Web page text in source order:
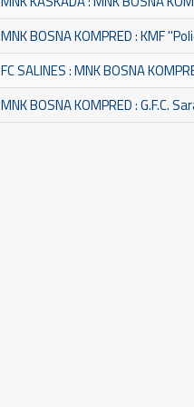
MNK BOSNA KOMPRED : KMF
FC SALINES : MNK BOSNA
MNK BOSNA KOMPRED : G.F.C.